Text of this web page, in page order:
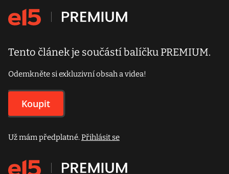
Tento článek je součástí balíčku PREMIUM.
Odemkněte si exkluzivní obsah a videa!
Koupit
Už mám předplatné.Přihlásit se